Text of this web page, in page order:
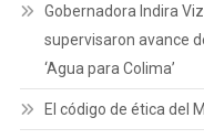
Gobernadora Indira
supervisaron avance
‘Agua para Colima’
El código de ética del